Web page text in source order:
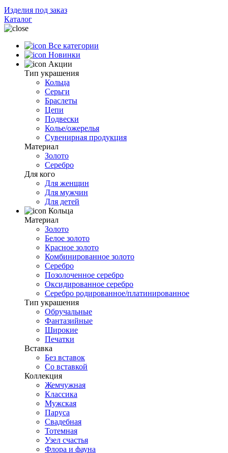
Изделия под заказ
Каталог
Все категории
Новинки
Акции
Тип украшения
Кольца
Серьги
Браслеты
Цепи
Подвески
Колье/ожерелья
Сувенирная продукция
Материал
Золото
Серебро
Для кого
Для женщин
Для мужчин
Для детей
Кольца
Материал
Золото
Белое золото
Красное золото
Комбинированное золото
Серебро
Позолоченное серебро
Оксидированное серебро
Серебро родированное/платинированное
Тип украшения
Обручальные
Фантазийные
Широкие
Печатки
Вставка
Без вставок
Со вставкой
Коллекция
Жемчужная
Классика
Мужская
Паруса
Свадебная
Тотемная
Узел счастья
Флора и фауна